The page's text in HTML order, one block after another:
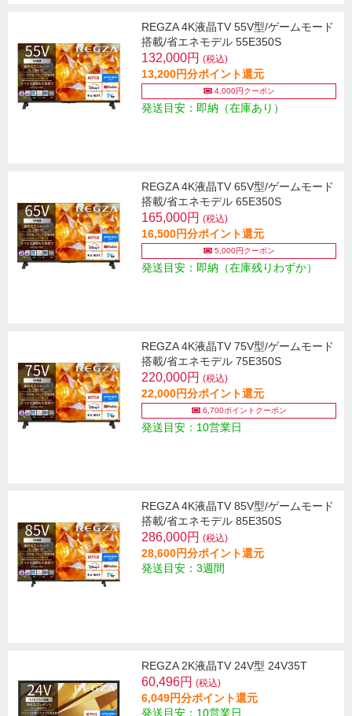
REGZA 4K液晶TV 55V型/ゲームモード
搭載/省エネモデル 55E350S
132,000円 (税込)
13,200円分ポイント還元
4,000円クーポン
発送目安：即納（在庫あり）
REGZA 4K液晶TV 65V型/ゲームモード
搭載/省エネモデル 65E350S
165,000円 (税込)
16,500円分ポイント還元
5,000円クーポン
発送目安：即納（在庫残りわずか）
REGZA 4K液晶TV 75V型/ゲームモード
搭載/省エネモデル 75E350S
220,000円 (税込)
22,000円分ポイント還元
6,700ポイントクーポン
発送目安：10営業日
REGZA 4K液晶TV 85V型/ゲームモード
搭載/省エネモデル 85E350S
286,000円 (税込)
28,600円分ポイント還元
発送目安：3週間
REGZA 2K液晶TV 24V型 24V35T
60,496円 (税込)
6,049円分ポイント還元
発送目安：10営業日